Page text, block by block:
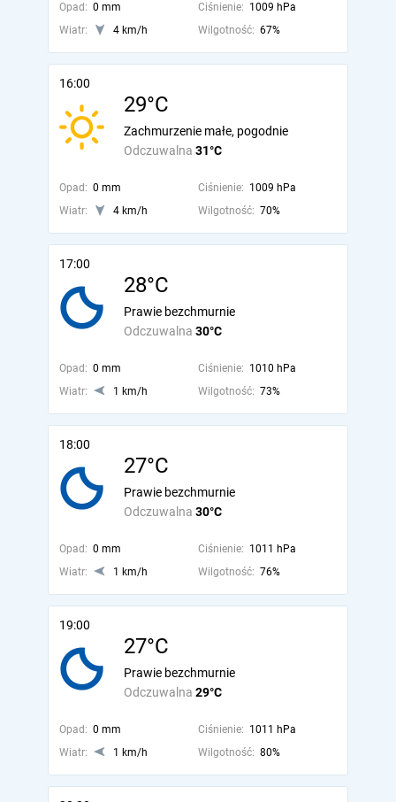
Opad: 0 mm Ciśnienie: 1009 hPa
Wiatr:
4 km/h Wilgotność: 67%
16:00
29°C
Odczuwalna 31°C
Zachmurzenie małe, pogodnie
Opad: 0 mm Ciśnienie: 1009 hPa
Wiatr:
4 km/h Wilgotność: 70%
17:00
28°C
Odczuwalna 30°C
Prawie bezchmurnie
Opad: 0 mm Ciśnienie: 1010 hPa
Wiatr:
1 km/h Wilgotność: 73%
18:00
27°C
Odczuwalna 30°C
Prawie bezchmurnie
Opad: 0 mm Ciśnienie: 1011 hPa
Wiatr:
1 km/h Wilgotność: 76%
19:00
27°C
Odczuwalna 29°C
Prawie bezchmurnie
Opad: 0 mm Ciśnienie: 1011 hPa
Wiatr:
1 km/h Wilgotność: 80%